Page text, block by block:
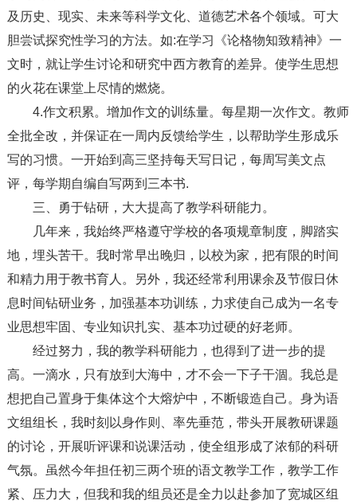
及历史、现实、未来等科学文化、道德艺术各个领域。可大
胆尝试探究性学习的方法。如:在学习《论格物知致精神》一
文时，就让学生讨论和研究中西方教育的差异。使学生思想
的火花在课堂上尽情的燃烧。
4.作文积累。增加作文的训练量。每星期一次作文。教师
全批全改，并保证在一周内反馈给学生，以帮助学生形成乐
写的习惯。一开始到高三坚持每天写日记，每周写美文点
评，每学期自编自写两到三本书.
三、勇于钻研，大大提高了教学科研能力。
几年来，我始终严格遵守学校的各项规章制度，脚踏实
地，埋头苦干。我时常早出晚归，以校为家，把有限的时间
和精力用于教书育人。另外，我还经常利用课余及节假日休
息时间钻研业务，加强基本功训练，力求使自己成为一名专
业思想牢固、专业知识扎实、基本功过硬的好老师。
经过努力，我的教学科研能力，也得到了进一步的提
高。一滴水，只有放到大海中，才不会一下子干涸。我总是
想把自己置身于集体这个大熔炉中，不断锻造自己。身为语
文组组长，我时刻以身作则、率先垂范，带头开展教研课题
的讨论，开展听评课和说课活动，使全组形成了浓郁的科研
气氛。虽然今年担任初三两个班的语文教学工作，教学工作
紧、压力大，但我和我的组员还是全力以赴参加了宽城区组